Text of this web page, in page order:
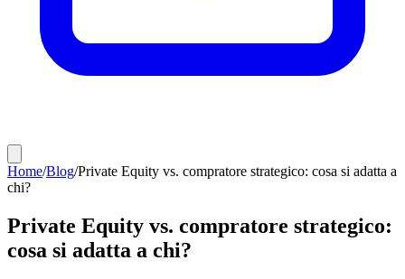
Home/Blog/Private Equity vs. compratore strategico: cosa si adatta a
chi?
Private Equity vs. compratore strategico:
cosa si adatta a chi?